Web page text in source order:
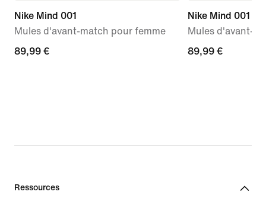
Nike Mind 001
Mules d'avant-match pour femme
89,99 €
89,99 €
Nike Mind 001
Mules d'avant-
89,99 €
89,99 €
Ressources